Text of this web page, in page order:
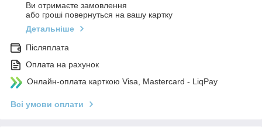
Ви отримаєте замовлення
або гроші повернуться на вашу картку
Детальніше
Післяплата
Оплата на рахунок
Онлайн-оплата карткою Visa, Mastercard - LiqPay
Всі умови оплати